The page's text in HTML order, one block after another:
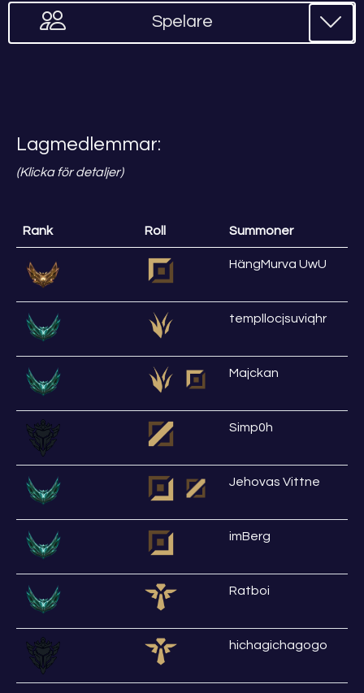
Spelare
Lagmedlemmar:
(Klicka för detaljer)
Rank Roll Summoner
HängMurva UwU
templlocjsuviqhr
Majckan
Simp0h
Jehovas Vittne
imBerg
Ratboi
hichagichagogo